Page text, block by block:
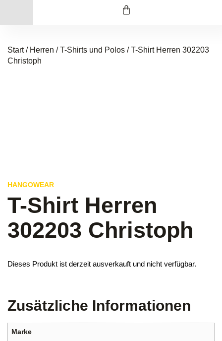
Start/ Herren /T-Shirts und Polos / T-Shirt Herren 302203
Christoph
HANGOWEAR
T-Shirt Herren
302203 Christoph
Dieses Produkt ist derzeit ausverkauft und nicht verfügbar.
Zusätzliche Informationen
Marke